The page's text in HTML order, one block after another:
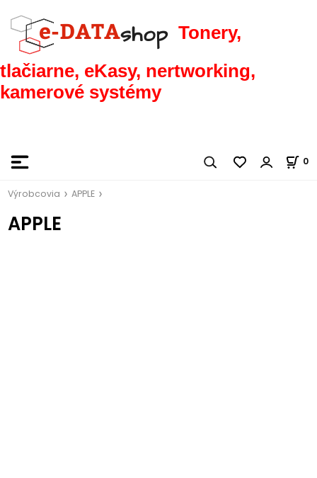
Tonery,
tlačiarne, eKasy, nertworking,
kamerové systémy
0
Výrobcovia APPLE
APPLE